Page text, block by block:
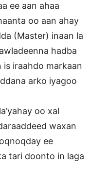
ee aan ahaa
oo aan ahay
(Master) inaan la
hadba
is iraahdo markaan
arko iyagoo
oo xal
waxan
ee
tari doonto in laga